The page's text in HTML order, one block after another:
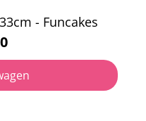
- Funcakes